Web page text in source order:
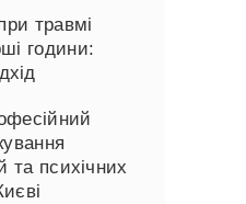
травмі
години:
та психічних